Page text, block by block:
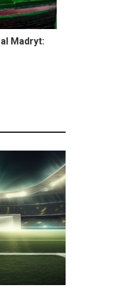
Madryt: